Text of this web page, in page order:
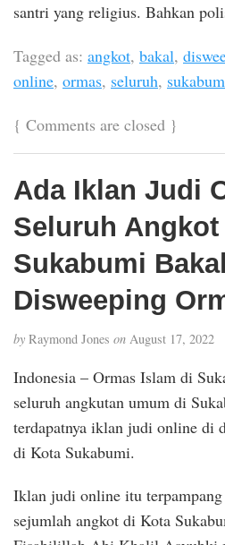
santri yang religius. Bahkan
Tagged as: angkot, bakal,
online, ormas, seluruh,
{ Comments are closed }
Ada Iklan Judi
Seluruh
Sukabumi Bakal
Disweeping
by Raymond Jones on August 17, 2022
Indonesia – Ormas Islam di
seluruh angkutan umum di
terdapatnya iklan judi online di
di Kota Sukabumi.
Iklan judi online itu
sejumlah angkot di Kota